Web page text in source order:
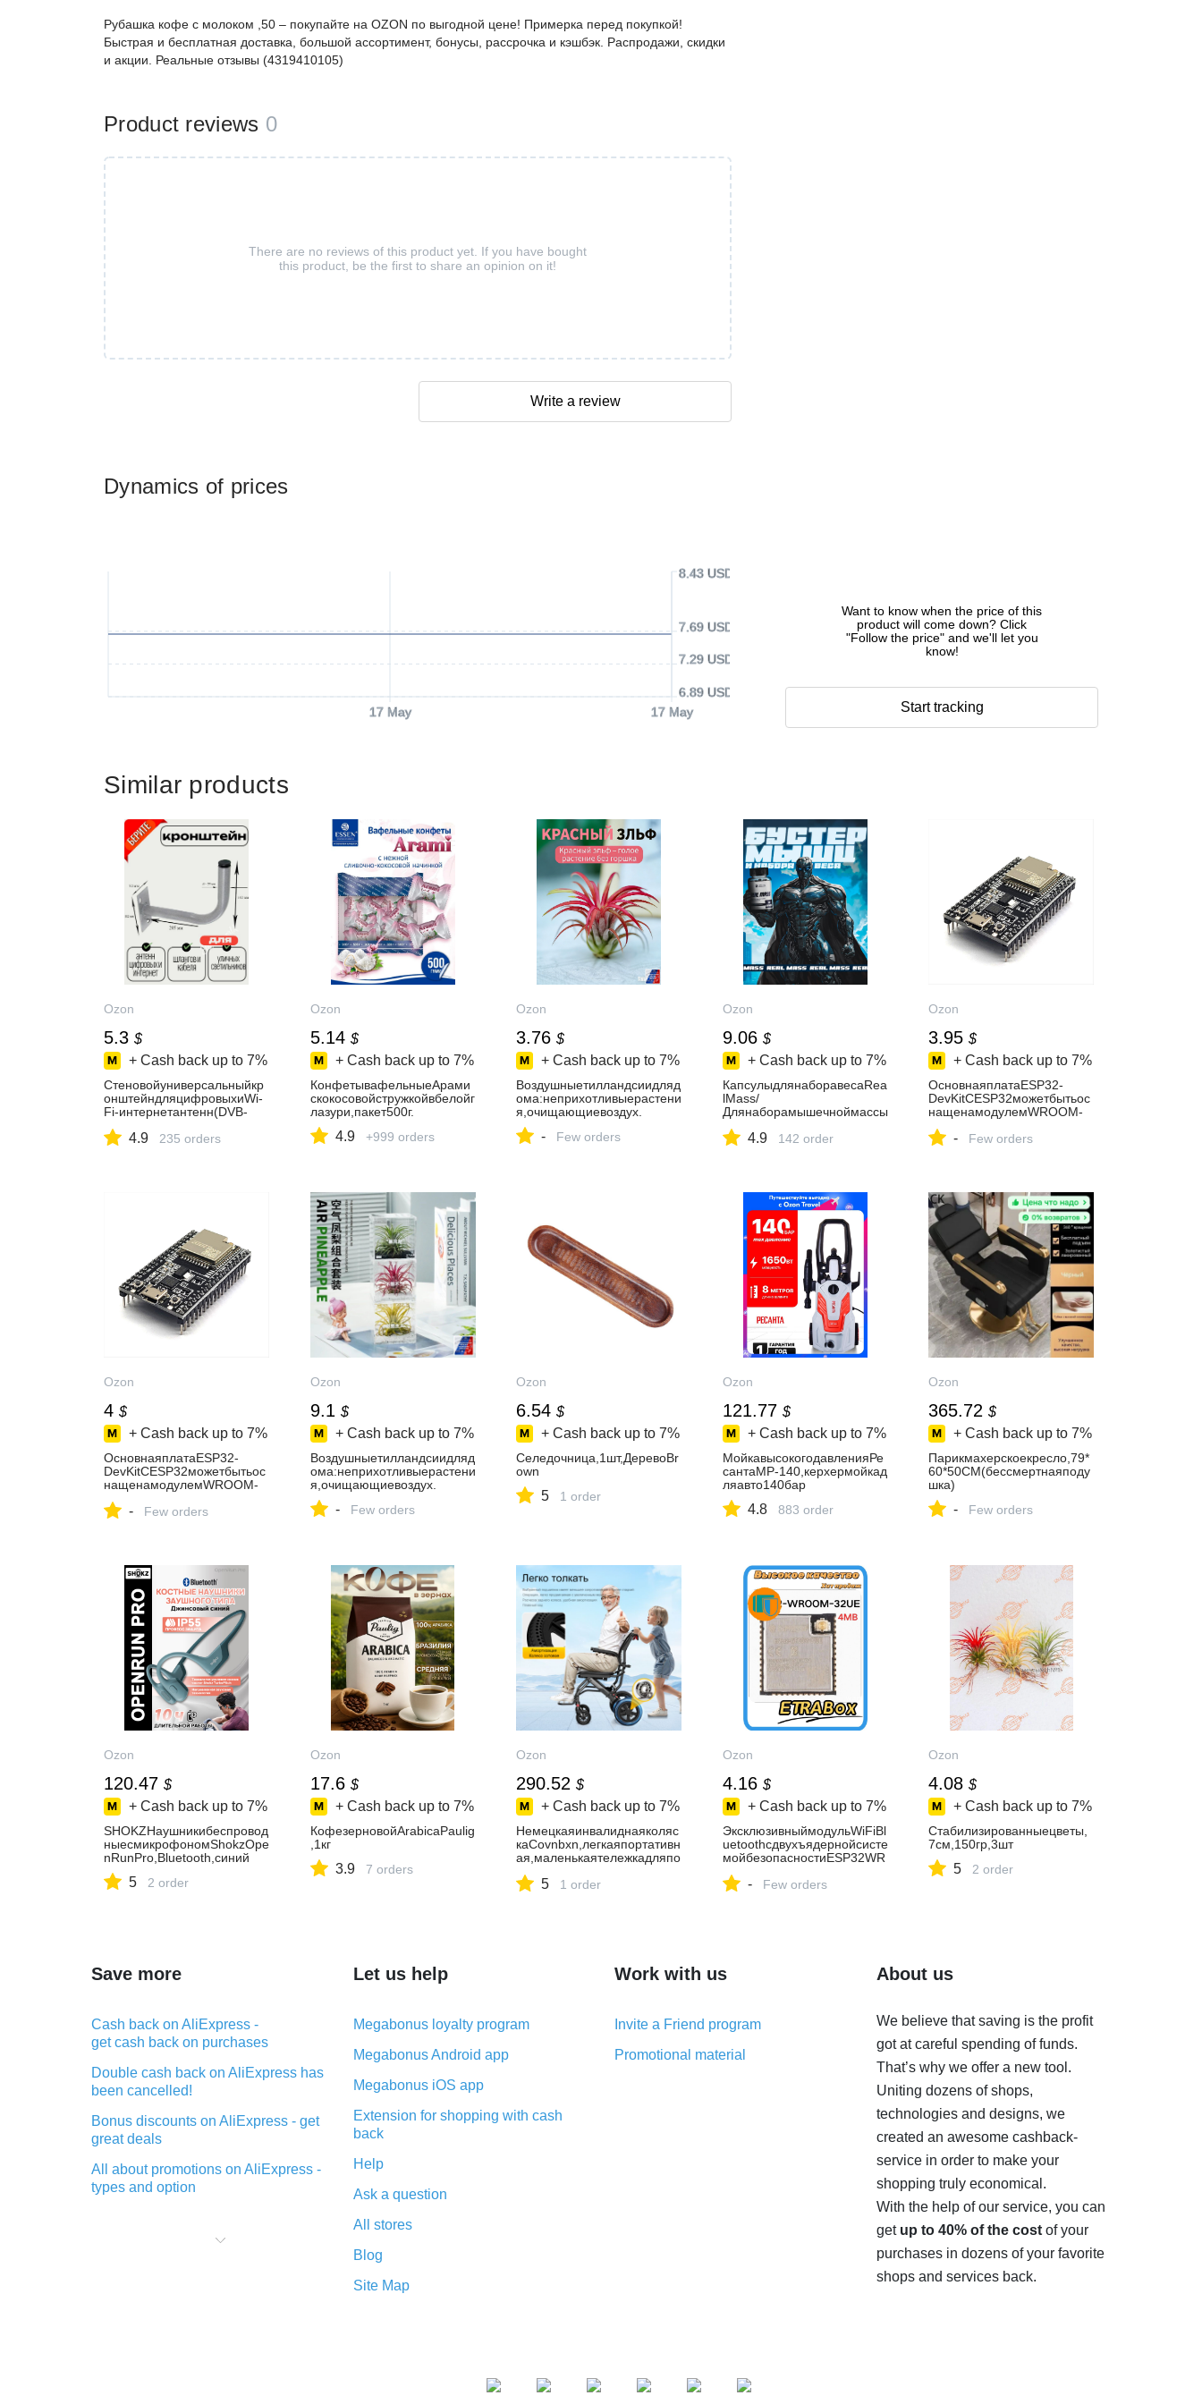
Dynamics of prices
17 May 17 May
6.89 USD
7.29 USD
7.69 USD
8.43 USD
Want to know when the price of this
product will come down? Click
"Follow the price" and we'll let you
know!
Start tracking
Рубашка кофе с молоком ,50 – покупайте на OZON по выгодной цене! Примерка перед покупкой!
Быстрая и бесплатная доставка, большой ассортимент, бонусы, рассрочка и кэшбэк. Распродажи, скидки
и акции. Реальные отзывы (4319410105)
Product reviews 0
There are no reviews of this product yet. If you have bought
this product, be the first to share an opinion on it!
Write a review
Similar products
Ozon
5.3 $
+ Cash back up to 7%
Стеновойуниверсальныйкр
онштейндляцифровыхиWi-
Fi-интернетантенн(DVB-
,светильников.
4.9 235 orders
Ozon
5.14 $
+ Cash back up to 7%
КонфетывафельныеАрами
скокосовойстружкойвбелойг
лазури,пакет500г.
4.9 +999 orders
Ozon
3.76 $
+ Cash back up to 7%
Воздушныетилландсиидляд
ома:неприхотливыерастени
я,очищающиевоздух.
- Few orders
Ozon
9.06 $
+ Cash back up to 7%
КапсулыдлянаборавесаRea
lMass/
Длянаборамышечноймассы
увеличениясилыивынослив
4.9 142 order
Ozon
3.95 $
+ Cash back up to 7%
ОсновнаяплатаESP32-
DevKitCESP32можетбытьос
нащенамодулемWROOM-
- Few orders
Ozon
4 $
+ Cash back up to 7%
ОсновнаяплатаESP32-
DevKitCESP32можетбытьос
нащенамодулемWROOM-
- Few orders
Ozon
9.1 $
+ Cash back up to 7%
Воздушныетилландсиидляд
ома:неприхотливыерастени
я,очищающиевоздух.
- Few orders
Ozon
6.54 $
+ Cash back up to 7%
Селедочница,1шт,ДеревоBr
own
5 1 order
Ozon
121.77 $
+ Cash back up to 7%
МойкавысокогодавленияРе
сантаМР-140,керхермойкад
ляавто140бар
4.8 883 order
Ozon
365.72 $
+ Cash back up to 7%
Парикмахерскоекресло,79*
60*50CM(бессмертнаяподу
шка)
- Few orders
Ozon
120.47 $
+ Cash back up to 7%
SHOKZНаушникибеспровод
ныесмикрофономShokzOpe
nRunPro,Bluetooth,синий
5 2 order
Ozon
17.6 $
+ Cash back up to 7%
КофезерновойArabicaPaulig
,1кг
3.9 7 orders
Ozon
290.52 $
+ Cash back up to 7%
Немецкаяинвалиднаяколяс
каCovnbxn,легкаяпортативн
ая,маленькаятележкадляпо
5 1 order
Ozon
4.16 $
+ Cash back up to 7%
ЭксклюзивныймодульWiFiBl
uetoothсдвухъядернойсисте
мойбезопасностиESP32WR
jc
- Few orders
Ozon
4.08 $
+ Cash back up to 7%
Стабилизированныецветы,
7см,150гр,3шт
5 2 order
Save more
Cash back on AliExpress -
get cash back on purchases
Double cash back on AliExpress has
been cancelled!
Bonus discounts on AliExpress - get
great deals
All about promotions on AliExpress -
types and option
purchases on AliExpress - short and
Let us help
Megabonus loyalty program
Megabonus Android app
Megabonus iOS app
Extension for shopping with cash
back
Help
Ask a question
All stores
Blog
Site Map
Work with us
Invite a Friend program
Promotional material
About us
We believe that saving is the profit
got at careful spending of funds.
That’s why we offer a new tool.
Uniting dozens of shops,
technologies and designs, we
created an awesome cashback-
service in order to make your
shopping truly economical.
With the help of our service, you can
get up to 40% of the costof your
purchases in dozens of your favorite
shops and services back.